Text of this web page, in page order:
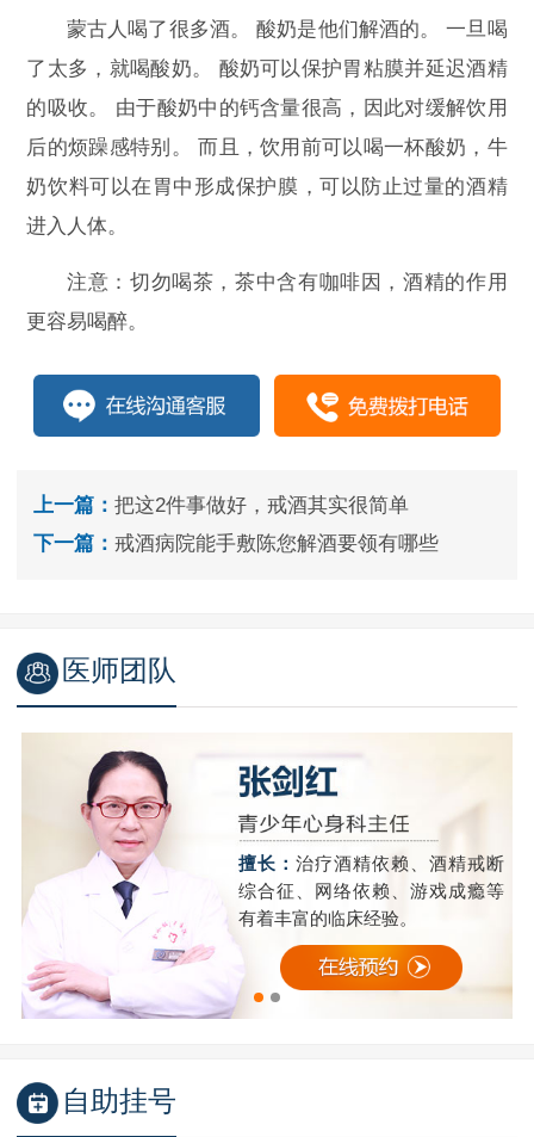
蒙古人喝了很多酒。 酸奶是他们解酒的。 一旦喝
了太多，就喝酸奶。 酸奶可以保护胃粘膜并延迟酒精
的吸收。 由于酸奶中的钙含量很高，因此对缓解饮用
后的烦躁感特别。 而且，饮用前可以喝一杯酸奶，牛
奶饮料可以在胃中形成保护膜，可以防止过量的酒精
进入人体。
注意：切勿喝茶，茶中含有咖啡因，酒精的作用
更容易喝醉。
上一篇： 把这2件事做好，戒酒其实很简单
下一篇： 戒酒病院能手敷陈您解酒要领有哪些
医师团队
擅长：治疗酒精依赖、酒精戒断
综合征、网络依赖、游戏成瘾等
有着丰富的临床经验。
自助挂号